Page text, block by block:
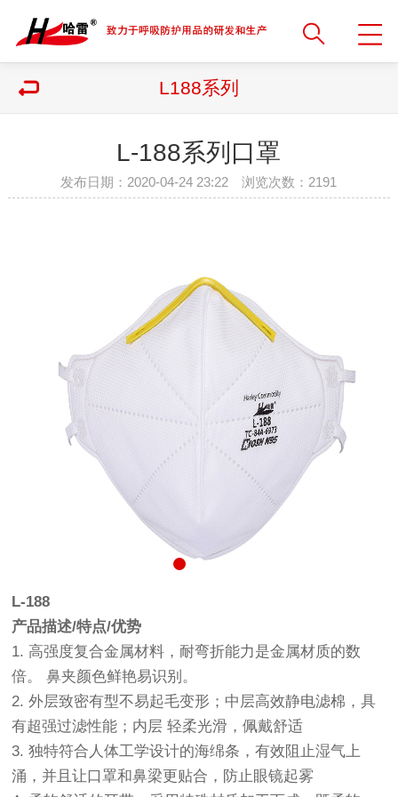
L188系列
L-188系列口罩
发布日期：2020-04-24 23:22 浏览次数： 2191
L-188
产品描述/特点/优势
1. 高强度复合金属材料，耐弯折能力是金属材质的数
倍。 鼻夹颜色鲜艳易识别。
2. 外层致密有型不易起毛变形；中层高效静电滤棉，具
有超强过滤性能；内层 轻柔光滑，佩戴舒适
3. 独特符合人体工学设计的海绵条，有效阻止湿气上
涌，并且让口罩和鼻梁更贴合，防止眼镜起雾